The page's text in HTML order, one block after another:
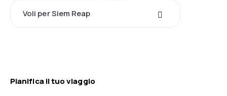
Voli per Siem Reap
Pianifica il tuo viaggio